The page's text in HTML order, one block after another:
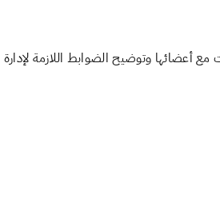
وتوضيح الضوابط اللازمة لإدارة